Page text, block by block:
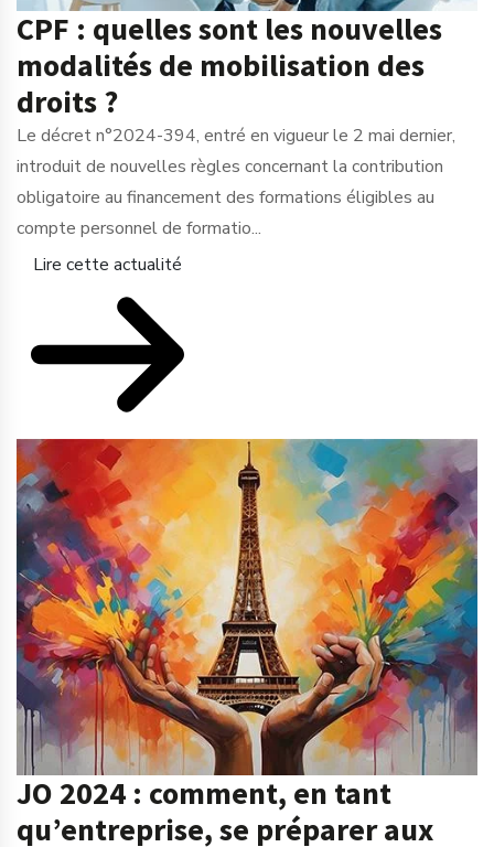
CPF : quelles sont les nouvelles
modalités de mobilisation des
droits ?
Le décret n°2024-394, entré en vigueur le 2 mai dernier,
introduit de nouvelles règles concernant la contribution
obligatoire au financement des formations éligibles au
compte personnel de formatio...
Lire cette actualité
JO 2024 : comment, en tant
qu’entreprise, se préparer aux